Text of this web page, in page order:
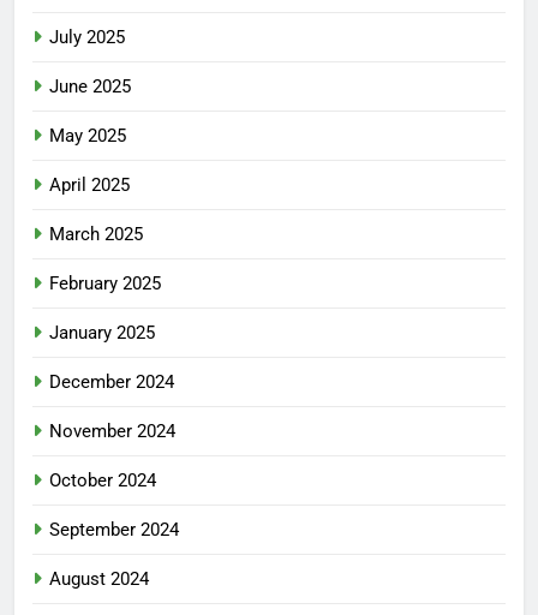
July 2025
June 2025
May 2025
April 2025
March 2025
February 2025
January 2025
December 2024
November 2024
October 2024
September 2024
August 2024